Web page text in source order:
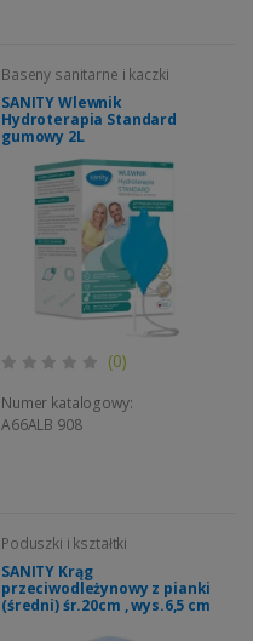
Baseny sanitarne i kaczki
SANITY Wlewnik
Hydroterapia Standard
gumowy 2L
(0)
Numer katalogowy:
A66ALB 908
Poduszki i kształtki
SANITY Krąg
przeciwodleżynowy z pianki
(średni) śr.20cm , wys.6,5 cm